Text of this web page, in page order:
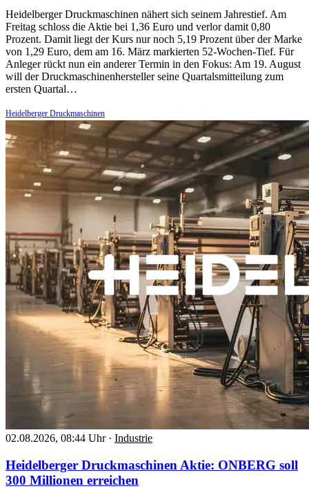
Heidelberger Druckmaschinen nähert sich seinem Jahrestief. Am
Freitag schloss die Aktie bei 1,36 Euro und verlor damit 0,80
Prozent. Damit liegt der Kurs nur noch 5,19 Prozent über der Marke
von 1,29 Euro, dem am 16. März markierten 52-Wochen-Tief. Für
Anleger rückt nun ein anderer Termin in den Fokus: Am 19. August
will der Druckmaschinenhersteller seine Quartalsmitteilung zum
ersten Quartal…
Heidelberger Druckmaschinen
02.08.2026, 08:44 Uhr · Industrie
Heidelberger Druckmaschinen Aktie: ONBERG soll
300 Millionen erreichen